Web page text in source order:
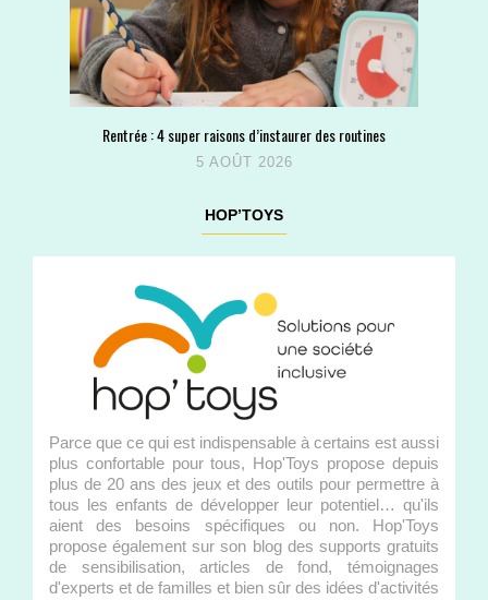
Rentrée : 4 super raisons d’instaurer des routines
5 AOÛT 2026
HOP’TOYS
Parce que ce qui est indispensable à certains est aussi
plus confortable pour tous, Hop'Toys propose depuis
plus de 20 ans des jeux et des outils pour permettre à
tous les enfants de développer leur potentiel… qu'ils
aient des besoins spécifiques ou non. Hop'Toys
propose également sur son blog des supports gratuits
de sensibilisation, articles de fond, témoignages
d'experts et de familles et bien sûr des idées d'activités